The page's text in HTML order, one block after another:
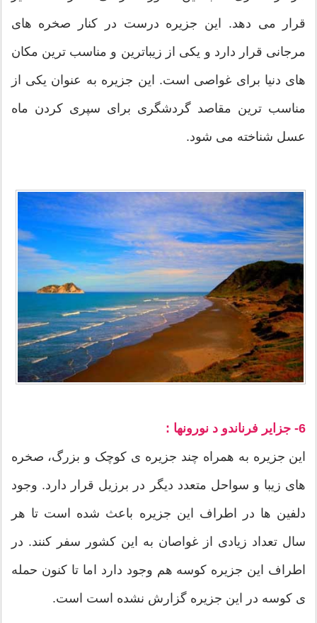
قرار می دهد. این جزیره درست در کنار صخره های
مرجانی قرار دارد و یکی از زیباترین و مناسب ترین مکان
های دنیا برای غواصی است. این جزیره به عنوان یکی از
مناسب ترین مقاصد گردشگری برای سپری کردن ماه
عسل شناخته می شود.
6- جزایر فرناندو د نورونها :
این جزیره به همراه چند جزیره ی کوچک و بزرگ، صخره
های زیبا و سواحل متعدد دیگر در برزیل قرار دارد. وجود
دلفین ها در اطراف این جزیره باعث شده است تا هر
سال تعداد زیادی از غواصان به این کشور سفر کنند. در
اطراف این جزیره کوسه هم وجود دارد اما تا کنون حمله
ی کوسه در این جزیره گزارش نشده است است.